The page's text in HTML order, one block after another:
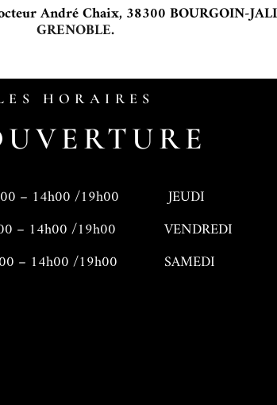
André Chaix, 38300 BOURGOIN-
GRENOBLE.
HORAIRES
/19h00
– 14h00 /19h00
– 14h00 /19h00
JEUDI
VENDREDI